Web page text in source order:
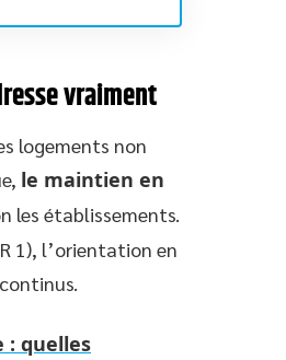
vraiment
logements non
le maintien en
les établissements.
1), l’orientation en
: quelles